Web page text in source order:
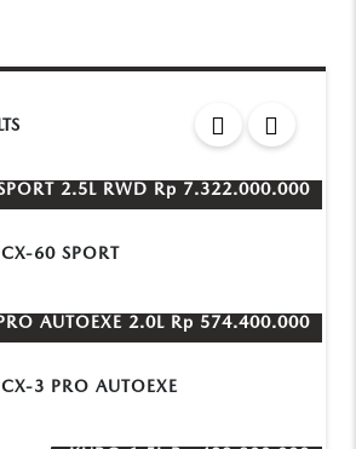
2.5L RWD Rp 7.322.000.000
60 SPORT
AUTOEXE 2.0L Rp 574.400.000
3 PRO AUTOEXE